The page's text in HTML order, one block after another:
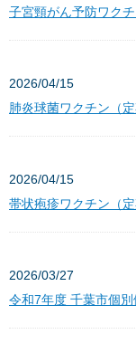
子宮頸がん予防ワク
2026/04/15
肺炎球菌ワクチン（
2026/04/15
帯状疱疹ワクチン（
2026/03/27
令和7年度 千葉市個